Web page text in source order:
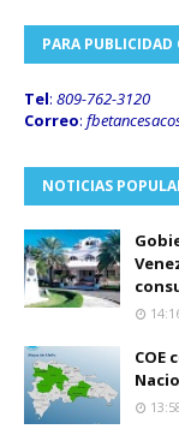
PARA PUBLICIDAD
Tel: 809-762-3120
Correo:
NOTICIAS
COE